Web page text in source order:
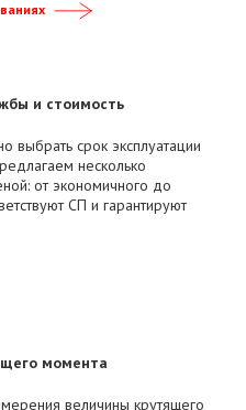
и стоимость
выбрать срок эксплуатации
несколько
от экономичного до
СП и гарантируют
момента
величины крутящего